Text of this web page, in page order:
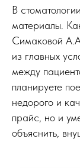
В
материалы.
Симаковой
из главных
между
планируете
недорого и
прайс, но и
объяснить,